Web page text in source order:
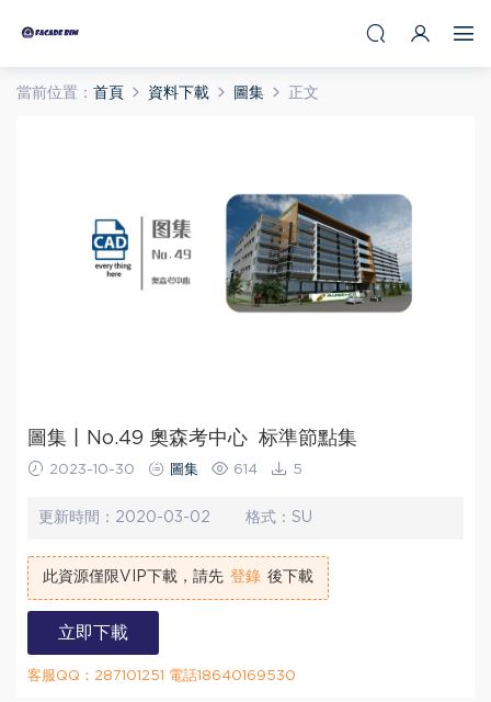
當前位置： 首頁 資料下載 圖集 正文
圖集丨No.49 奧森考中心 标準節點集
2023-10-30 圖集 614 5
更新時間： 2020-03-02 格式： SU
此資源僅限VIP下載，請先 登錄 後下載
立即下載
客服QQ：287101251 電話18640169530